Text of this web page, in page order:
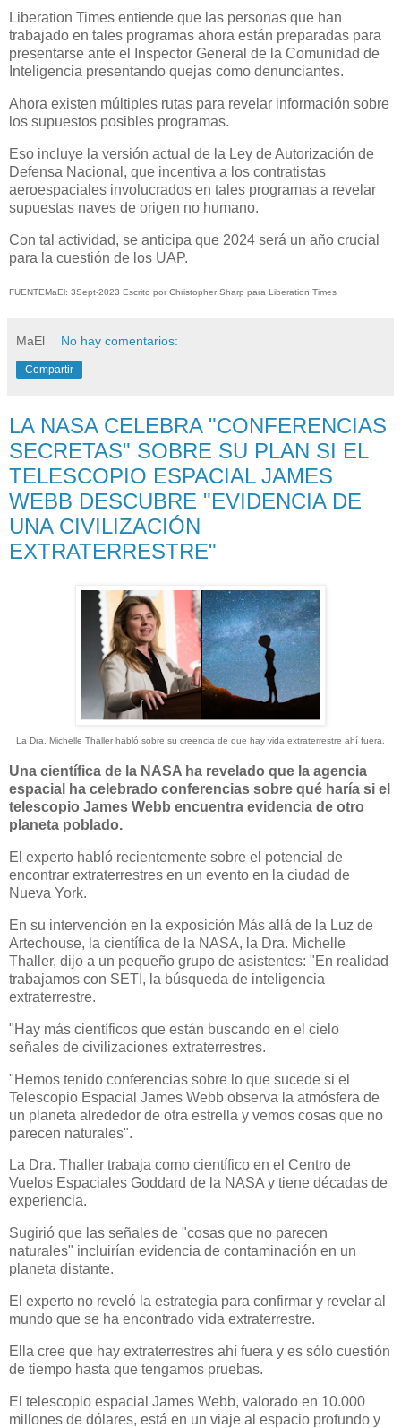
Liberation Times entiende que las personas que han
trabajado en tales programas ahora están preparadas para
presentarse ante el Inspector General de la Comunidad de
Inteligencia presentando quejas como denunciantes.
Ahora existen múltiples rutas para revelar información sobre
los supuestos posibles programas.
Eso incluye la versión actual de la Ley de Autorización de
Defensa Nacional, que incentiva a los contratistas
aeroespaciales involucrados en tales programas a revelar
supuestas naves de origen no humano.
Con tal actividad, se anticipa que 2024 será un año crucial
para la cuestión de los UAP.
FUENTEMaEl: 3Sept-2023 Escrito por Christopher Sharp para Liberation Times
MaEl No hay comentarios:
Compartir
LA NASA CELEBRA "CONFERENCIAS
SECRETAS" SOBRE SU PLAN SI EL
TELESCOPIO ESPACIAL JAMES
WEBB DESCUBRE "EVIDENCIA DE
UNA CIVILIZACIÓN
EXTRATERRESTRE"
La Dra. Michelle Thaller habló sobre su creencia de que hay vida extraterrestre ahí fuera.
Una científica de la NASA ha revelado que la agencia
espacial ha celebrado conferencias sobre qué haría si el
telescopio James Webb encuentra evidencia de otro
planeta poblado.
El experto habló recientemente sobre el potencial de
encontrar extraterrestres en un evento en la ciudad de
Nueva York.
En su intervención en la exposición Más allá de la Luz de
Artechouse, la científica de la NASA, la Dra. Michelle
Thaller, dijo a un pequeño grupo de asistentes: "En realidad
trabajamos con SETI, la búsqueda de inteligencia
extraterrestre.
"Hay más científicos que están buscando en el cielo
señales de civilizaciones extraterrestres.
"Hemos tenido conferencias sobre lo que sucede si el
Telescopio Espacial James Webb observa la atmósfera de
un planeta alrededor de otra estrella y vemos cosas que no
parecen naturales".
La Dra. Thaller trabaja como científico en el Centro de
Vuelos Espaciales Goddard de la NASA y tiene décadas de
experiencia.
Sugirió que las señales de "cosas que no parecen
naturales" incluirían evidencia de contaminación en un
planeta distante.
El experto no reveló la estrategia para confirmar y revelar al
mundo que se ha encontrado vida extraterrestre.
Ella cree que hay extraterrestres ahí fuera y es sólo cuestión
de tiempo hasta que tengamos pruebas.
El telescopio espacial James Webb, valorado en 10.000
millones de dólares, está en un viaje al espacio profundo y